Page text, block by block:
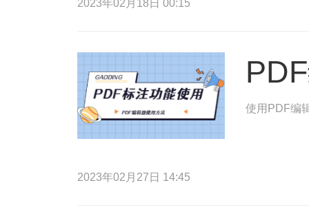
2023年02月18日 00:15
使用PDF编
2023年02月27日 14:45